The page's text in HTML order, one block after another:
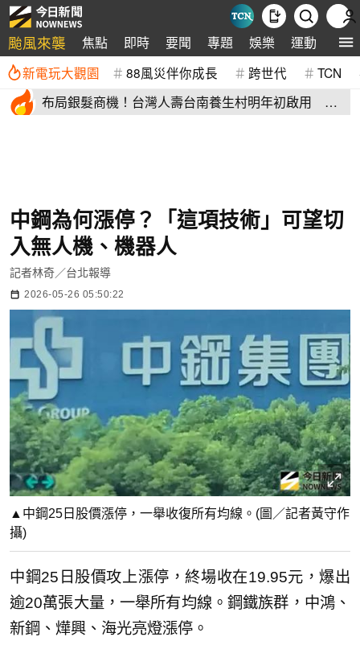
颱風來襲 焦點 即時 要聞 專題 娛樂 運動 全球
新電玩大觀園 88風災伴你成長 跨世代 TCN
布局銀髮商機！台灣人壽台南養生村明年初啟用 月
中鋼為何漲停？「這項技術」可望切
入無人機、機器人
記者林奇／台北報導
2026-05-26 05:50:22
▲中鋼25日股價漲停，一舉收復所有均線。(圖／記者黃守作
攝)
中鋼25日股價攻上漲停，終場收在19.95元，爆出
逾20萬張大量，一舉所有均線。鋼鐵族群，中鴻、
新鋼、燁興、海光亮燈漲停。